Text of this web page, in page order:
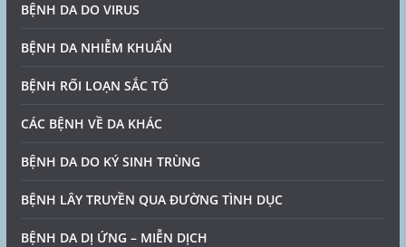
BỆNH DA DO VIRUS
BỆNH DA NHIỄM KHUẨN
BỆNH RỐI LOẠN SẮC TỐ
CÁC BỆNH VỀ DA KHÁC
BỆNH DA DO KÝ SINH TRÙNG
BỆNH LÂY TRUYỀN QUA ĐƯỜNG TÌNH DỤC
BỆNH DA DỊ ỨNG – MIỄN DỊCH